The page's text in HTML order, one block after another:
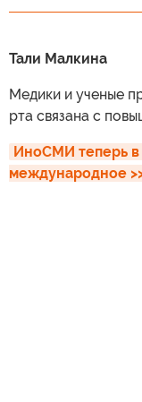
Тали Малкина
Медики и ученые
рта связана с
ИноСМИ теперь в
международное